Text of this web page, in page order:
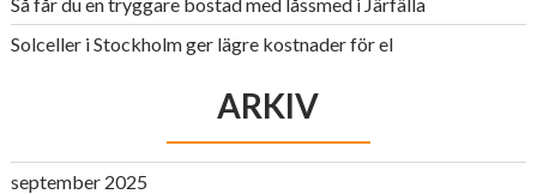
Solceller i Stockholm ger lägre kostnader för el
ARKIV
september 2025